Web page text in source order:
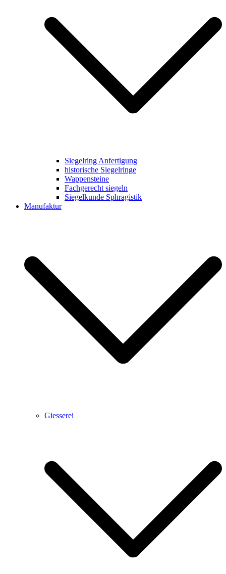
Siegelring Anfertigung
historische Siegelringe
Wappensteine
Fachgerecht siegeln
Siegelkunde Sphragistik
Manufaktur
Giesserei